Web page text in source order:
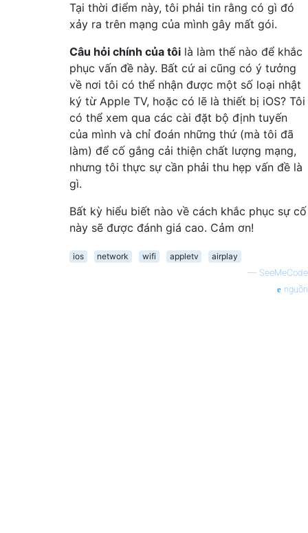
Tại thời điểm này, tôi phải tin rằng có gì đó
xảy ra trên mạng của mình gây mất gói.
Câu hỏi chính của tôi là làm thế nào để khắc
phục vấn đề này. Bất cứ ai cũng có ý tưởng
về nơi tôi có thể nhận được một số loại nhật
ký từ Apple TV, hoặc có lẽ là thiết bị iOS? Tôi
có thể xem qua các cài đặt bộ định tuyến
của mình và chỉ đoán những thứ (mà tôi đã
làm) để cố gắng cải thiện chất lượng mạng,
nhưng tôi thực sự cần phải thu hẹp vấn đề là
gì.
Bất kỳ hiểu biết nào về cách khắc phục sự cố
này sẽ được đánh giá cao. Cảm ơn!
ios network wifi appletv
airplay
— SeeMeCode
nguồn